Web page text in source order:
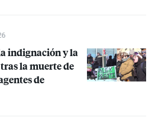
indignación y la
la muerte de
de